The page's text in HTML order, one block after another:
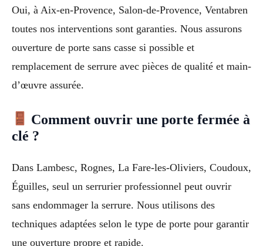
Oui, à Aix-en-Provence, Salon-de-Provence, Ventabren
toutes nos interventions sont garanties. Nous assurons
ouverture de porte sans casse si possible et
remplacement de serrure avec pièces de qualité et main-
d’œuvre assurée.
Comment ouvrir une porte fermée à
clé ?
Dans Lambesc, Rognes, La Fare-les-Oliviers, Coudoux,
Éguilles, seul un serrurier professionnel peut ouvrir
sans endommager la serrure. Nous utilisons des
techniques adaptées selon le type de porte pour garantir
une ouverture propre et rapide.